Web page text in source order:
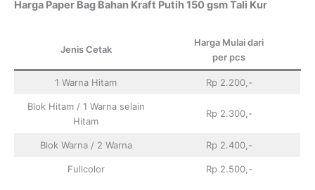
Harga Paper Bag Bahan Kraft Putih 150 gsm Tali Kur
Jenis Cetak
Harga Mulai dari
per pcs
1 Warna Hitam Rp 2.200,-
Blok Hitam / 1 Warna selain
Hitam
Rp 2.300,-
Blok Warna / 2 Warna Rp 2.400,-
Fullcolor Rp 2.500,-